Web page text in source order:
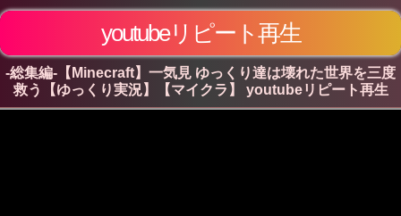
youtubeリピート再生
-総集編-【Minecraft】一気見 ゆっくり達は壊れた世界を三度
救う【ゆっくり実況】【マイクラ】 youtubeリピート再生